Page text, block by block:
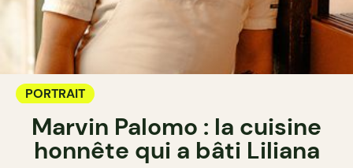
PORTRAIT
Marvin Palomo : la cuisine
honnête qui a bâti Liliana